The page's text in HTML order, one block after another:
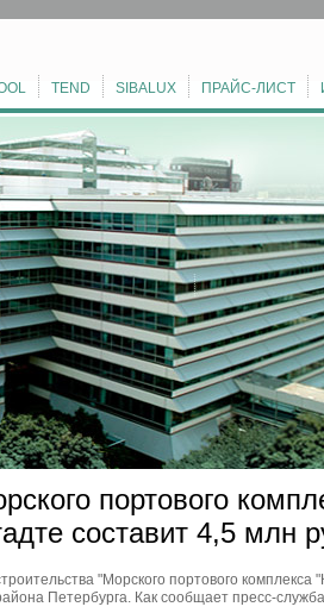
TEND SIBALUX ПРАЙС-ЛИСТ
портового
составит 4,5 млн
"Морского портового комплекса
Петербурга. Как сообщает пресс-